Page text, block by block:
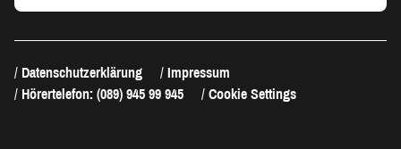
Datenschutzerklärung
Impressum
Hörertelefon: (089) 945 99 945
Cookie Settings